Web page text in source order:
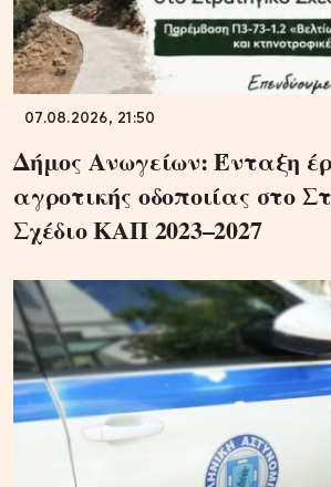
07.08.2026, 21:50
Δήμος Ανωγείων: Ένταξη
αγροτικής οδοποιίας στο
Σχέδιο ΚΑΠ 2023–2027